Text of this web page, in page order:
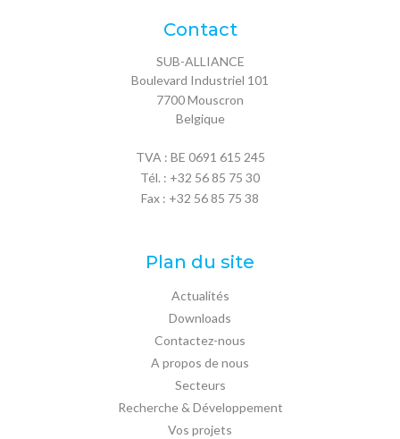
Contact
SUB-ALLIANCE
Boulevard Industriel 101
7700Mouscron
Belgique
TVA : BE 0691 615 245
Tél. : +32 56 85 75 30
Fax : +32 56 85 75 38
Plan du site
Actualités
Downloads
Contactez-nous
A propos de nous
Secteurs
Recherche & Développement
Vos projets